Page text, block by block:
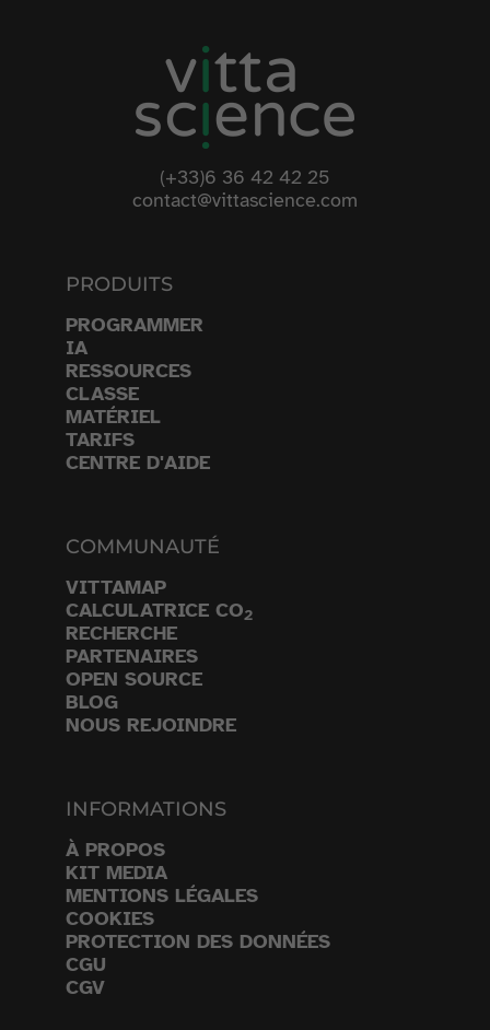
(+33)6 36 42 42 25
contact@vittascience.com
PRODUITS
PROGRAMMER
IA
RESSOURCES
CLASSE
MATÉRIEL
TARIFS
CENTRE D'AIDE
COMMUNAUTÉ
VITTAMAP
CALCULATRICE CO2
RECHERCHE
PARTENAIRES
OPEN SOURCE
BLOG
NOUS REJOINDRE
INFORMATIONS
À PROPOS
KIT MEDIA
MENTIONS LÉGALES
COOKIES
PROTECTION DES DONNÉES
CGU
CGV